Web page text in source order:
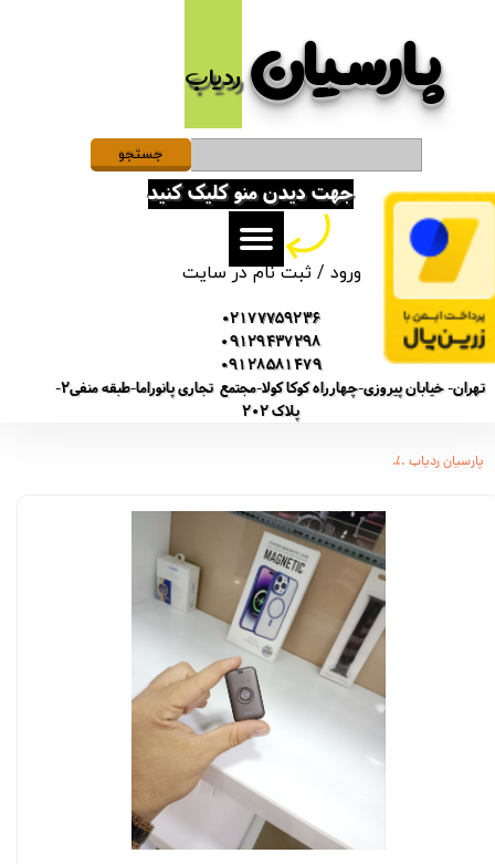
پارسیان​​​​​​​ردیاب
ورود /ثبت نام در سایت
حساب کاربری من
تغییر گذر واژه
سفارشات
خروج از حساب کاربری
02177759236
09129437298
09128581479
تهران- خیابان پیروزی-چهارراه کوکا کولا-مجتمع تجاری پانوراما-طبقه منفی2-
پلاک 202
جهت دیدن منو کلیک کنید
جستجو
پارسیان ردیاب